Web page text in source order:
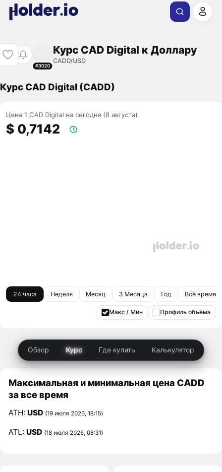
#3020
Курс CAD Digital к Доллару
CADD/USD
Курс CAD Digital (CADD)
Цена 1 CAD Digital на сегодня (8 августа)
$ 0,7142
24 часа Неделя Месяц 3 Месяца Год Всё время
Макс / Мин Профиль объёма
Обзор Курс Где купить Калькулятор
Максимальная и минимальная цена CADD
за все время
ATH:USD (19 июля 2026, 18:15)
ATL:USD (18 июля 2026, 08:31)